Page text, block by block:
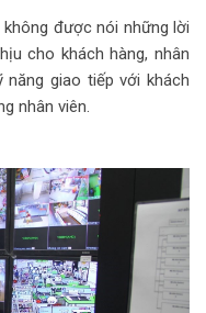
được nói những lời
cho khách hàng, nhân
giao tiếp với khách
nhân viên.